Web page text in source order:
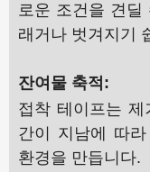
로운 조건을 견딜
래거나 벗겨지기
잔여물 축적:
접착 테이프는 제
간이 지남에 따
환경을 만듭니다.